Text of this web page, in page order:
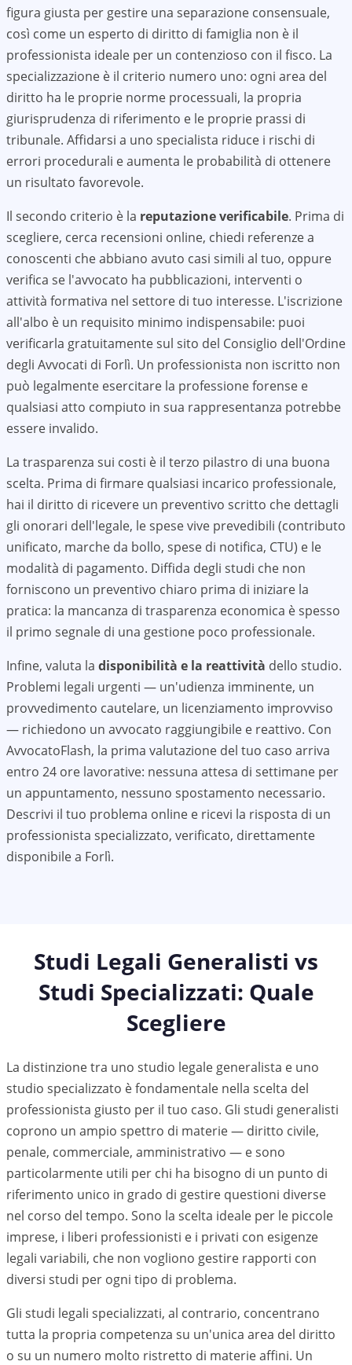
figura giusta per gestire una separazione consensuale,
così come un esperto di diritto di famiglia non è il
professionista ideale per un contenzioso con il fisco. La
specializzazione è il criterio numero uno: ogni area del
diritto ha le proprie norme processuali, la propria
giurisprudenza di riferimento e le proprie prassi di
tribunale. Affidarsi a uno specialista riduce i rischi di
errori procedurali e aumenta le probabilità di ottenere
un risultato favorevole.
Il secondo criterio è la reputazione verificabile. Prima di
scegliere, cerca recensioni online, chiedi referenze a
conoscenti che abbiano avuto casi simili al tuo, oppure
verifica se l'avvocato ha pubblicazioni, interventi o
attività formativa nel settore di tuo interesse. L'iscrizione
all'albo è un requisito minimo indispensabile: puoi
verificarla gratuitamente sul sito del Consiglio dell'Ordine
degli Avvocati di Forlì. Un professionista non iscritto non
può legalmente esercitare la professione forense e
qualsiasi atto compiuto in sua rappresentanza potrebbe
essere invalido.
La trasparenza sui costi è il terzo pilastro di una buona
scelta. Prima di firmare qualsiasi incarico professionale,
hai il diritto di ricevere un preventivo scritto che dettagli
gli onorari dell'legale, le spese vive prevedibili (contributo
unificato, marche da bollo, spese di notifica, CTU) e le
modalità di pagamento. Diffida degli studi che non
forniscono un preventivo chiaro prima di iniziare la
pratica: la mancanza di trasparenza economica è spesso
il primo segnale di una gestione poco professionale.
Infine, valuta la disponibilità e la reattività dello studio.
Problemi legali urgenti — un'udienza imminente, un
provvedimento cautelare, un licenziamento improvviso
— richiedono un avvocato raggiungibile e reattivo. Con
AvvocatoFlash, la prima valutazione del tuo caso arriva
entro 24 ore lavorative: nessuna attesa di settimane per
un appuntamento, nessuno spostamento necessario.
Descrivi il tuo problema online e ricevi la risposta di un
professionista specializzato, verificato, direttamente
disponibile a Forlì.
Studi Legali Generalisti vs
Studi Specializzati: Quale
Scegliere
La distinzione tra uno studio legale generalista e uno
studio specializzato è fondamentale nella scelta del
professionista giusto per il tuo caso. Gli studi generalisti
coprono un ampio spettro di materie — diritto civile,
penale, commerciale, amministrativo — e sono
particolarmente utili per chi ha bisogno di un punto di
riferimento unico in grado di gestire questioni diverse
nel corso del tempo. Sono la scelta ideale per le piccole
imprese, i liberi professionisti e i privati con esigenze
legali variabili, che non vogliono gestire rapporti con
diversi studi per ogni tipo di problema.
Gli studi legali specializzati, al contrario, concentrano
tutta la propria competenza su un'unica area del diritto
o su un numero molto ristretto di materie affini. Un